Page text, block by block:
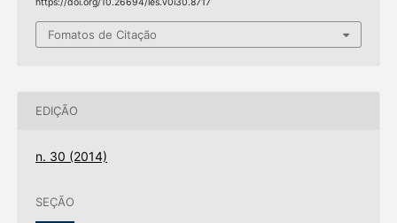
https://doi.org/10.26694/les.v0i30.8717
Fomatos de Citação
EDIÇÃO
n. 30 (2014)
SEÇÃO